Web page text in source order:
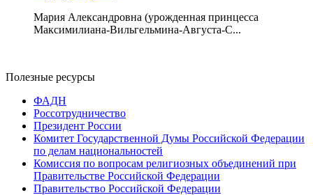
Мария Александровна (урожденная принцесса
Максимилиана-Вильгельмина-Августа-С...
Полезные ресурсы
ФАДН
Россотрудничество
Президент России
Комитет Государственной Думы Российской Федерации
по делам национальностей
Комиссия по вопросам религиозных объединений при
Правительстве Российской Федерации
Правительство Российской Федерации